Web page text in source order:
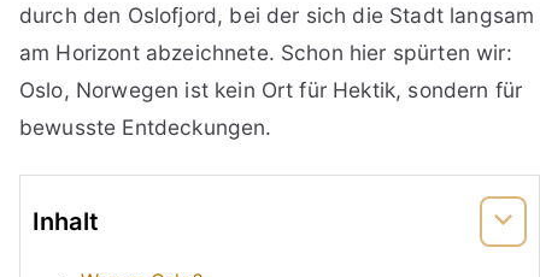
durch den Oslofjord, bei der sich die Stadt langsam
am Horizont abzeichnete. Schon hier spürten wir:
Oslo, Norwegen ist kein Ort für Hektik, sondern für
bewusste Entdeckungen.
Inhalt